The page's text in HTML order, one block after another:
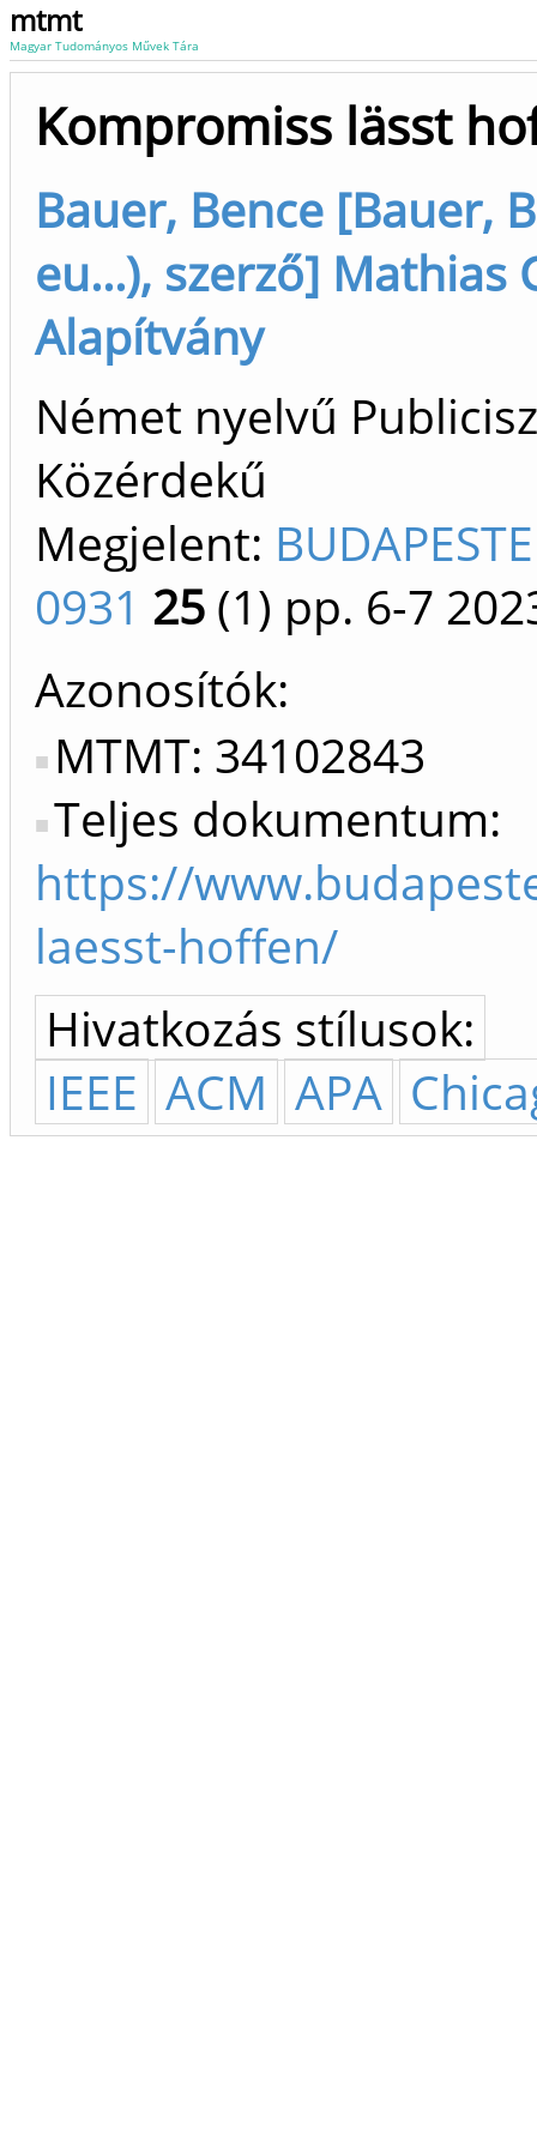
mtmt
Magyar Tudományos Művek Tára
Kompromiss lässt
Bauer, Bence [Bauer,
eu...), szerző] Mathias
Alapítvány
Német nyelvű
Közérdekű
Megjelent:
0931 25 (1) pp. 6-7
Azonosítók
MTMT: 34102843
Teljes dokumentum:
https://
laesst-hoffen/
Hivatkozás stílusok:
IEEE ACM APA